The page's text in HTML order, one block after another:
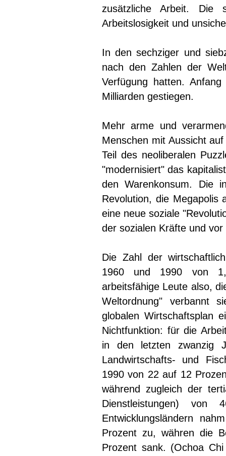
zusätzliche Arbeit. Die
Arbeitslosigkeit und
In den sechziger und
nach den Zahlen der
Verfügung hatten.
Milliarden gestiegen.
Mehr arme und
Menschen mit Aussicht
Teil des neoliberalen
"modernisiert" das
den Warenkonsum. Die
Revolution, die Megapolis
eine neue soziale
der sozialen Kräfte und
Die Zahl der
1960 und 1990 von
arbeitsfähige Leute also,
Weltordnung" verbannt
globalen Wirtschaftsplan
Nichtfunktion: für die
in den letzten zwanzig
Landwirtschafts- und
1990 von 22 auf 12
während zugleich der
Dienstleistungen)
Entwicklungsländern
Prozent zu, währen die
Prozent sank. (Ochoa